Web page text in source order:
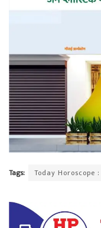
Tags: Today Horoscope